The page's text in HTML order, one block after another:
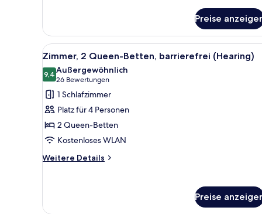
2 Queen-
Betten,
barrierefrei
(Mobility
Roll
Shower)
Preise
Alle
Fotos
für
Zimmer,
2 Queen-
Betten,
barrierefrei
(Hearing)
anzeigen
Ein Hotelzimmer mit zwei
4
Zimmer, 2 Queen-Betten, barrierefrei (Hearing)
9,49,4 von 10
Außergewöhnlich
26 Bewertungen
(26
Bewertungen)
1 Schlafzimmer
Platz für 4 Personen
2 Queen-Betten
Kostenloses WLAN
Weitere Details
Weitere
Betten,
Preise